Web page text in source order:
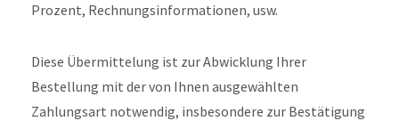
Prozent, Rechnungsinformationen, usw.
Diese Übermittelung ist zur Abwicklung Ihrer
Bestellung mit der von Ihnen ausgewählten
Zahlungsart notwendig, insbesondere zur Bestätigung